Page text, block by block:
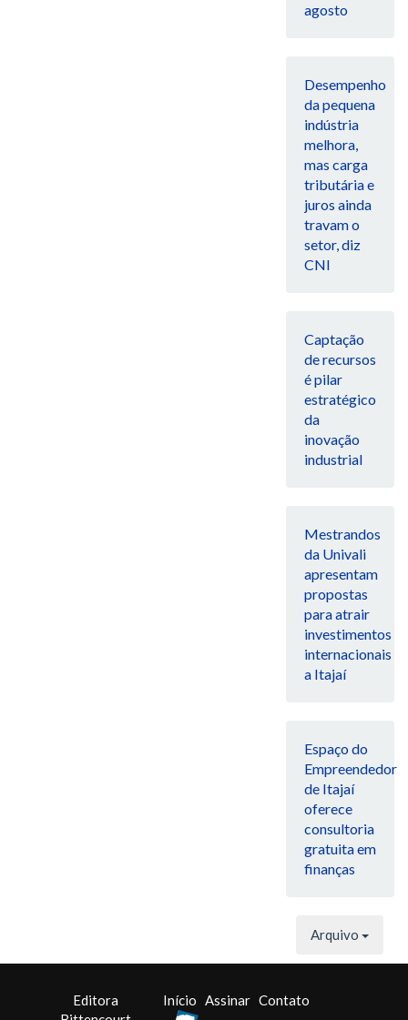
agosto
Desempenho
da pequena
indústria
melhora,
mas carga
tributária e
juros ainda
travam o
setor, diz
CNI
Captação
de recursos
é pilar
estratégico
da
inovação
industrial
Mestrandos
da Univali
apresentam
propostas
para atrair
investimentos
internacionais
a Itajaí
Espaço do
Empreendedor
de Itajaí
oferece
consultoria
gratuita em
finanças
Arquivo
Editora
Início Assinar Contato